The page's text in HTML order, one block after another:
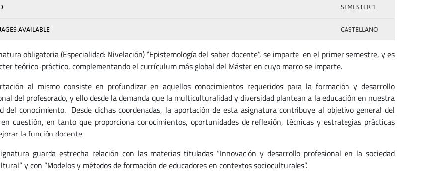
SEMESTER 1
AVAILABLE CASTELLANO
obligatoria (Especialidad: Nivelación) “Epistemología del saber docente”, se imparte en el primer semestre, y es
teórico-práctico, complementando el currículum más global del Máster en cuyo marco se imparte.
al mismo consiste en profundizar en aquellos conocimientos requeridos para la formación y desarrollo
del profesorado, y ello desde la demanda que la multiculturalidad y diversidad plantean a la educación en nuestra
del conocimiento. Desde dichas coordenadas, la aportación de esta asignatura contribuye al objetivo general del
cuestión, en tanto que proporciona conocimientos, oportunidades de reflexión, técnicas y estrategias prácticas
la función docente.
guarda estrecha relación con las materias tituladas “Innovación y desarrollo profesional en la sociedad
y con “Modelos y métodos de formación de educadores en contextos socioculturales”.